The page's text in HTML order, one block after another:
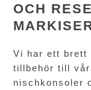
OCH
Vi har ett brett
tillbehör till
nischkonsoler